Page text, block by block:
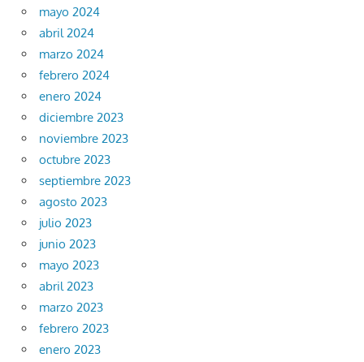
mayo 2024
abril 2024
marzo 2024
febrero 2024
enero 2024
diciembre 2023
noviembre 2023
octubre 2023
septiembre 2023
agosto 2023
julio 2023
junio 2023
mayo 2023
abril 2023
marzo 2023
febrero 2023
enero 2023